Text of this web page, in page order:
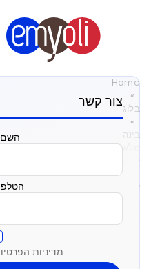
Home
»
בלוג
»
בינה
מלאכותית
אפשר
צור קשר
מדיניות